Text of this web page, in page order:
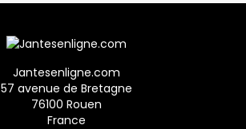
Jantesenligne.com
57 avenue de Bretagne
76100 Rouen
France